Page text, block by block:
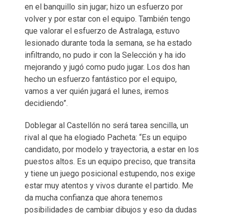
en el banquillo sin jugar; hizo un esfuerzo por
volver y por estar con el equipo. También tengo
que valorar el esfuerzo de Astralaga, estuvo
lesionado durante toda la semana, se ha estado
infiltrando, no pudo ir con la Selección y ha ido
mejorando y jugó como pudo jugar. Los dos han
hecho un esfuerzo fantástico por el equipo,
vamos a ver quién jugará el lunes, iremos
decidiendo”.
Doblegar al Castellón no será tarea sencilla, un
rival al que ha elogiado Pacheta: “Es un equipo
candidato, por modelo y trayectoria, a estar en los
puestos altos. Es un equipo preciso, que transita
y tiene un juego posicional estupendo, nos exige
estar muy atentos y vivos durante el partido. Me
da mucha confianza que ahora tenemos
posibilidades de cambiar dibujos y eso da dudas